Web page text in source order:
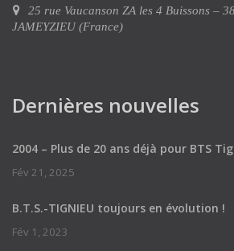
25 rue Vaucanson ZA les 4 Buissons –
JAMEYZIEU (France)
Dernières nouvelles
2004 – Plus de 20 ans déjà pour BTS
Fév 21, 2025
B.T.S.-TIGNIEU toujours en évolution !
Fév 1, 2023